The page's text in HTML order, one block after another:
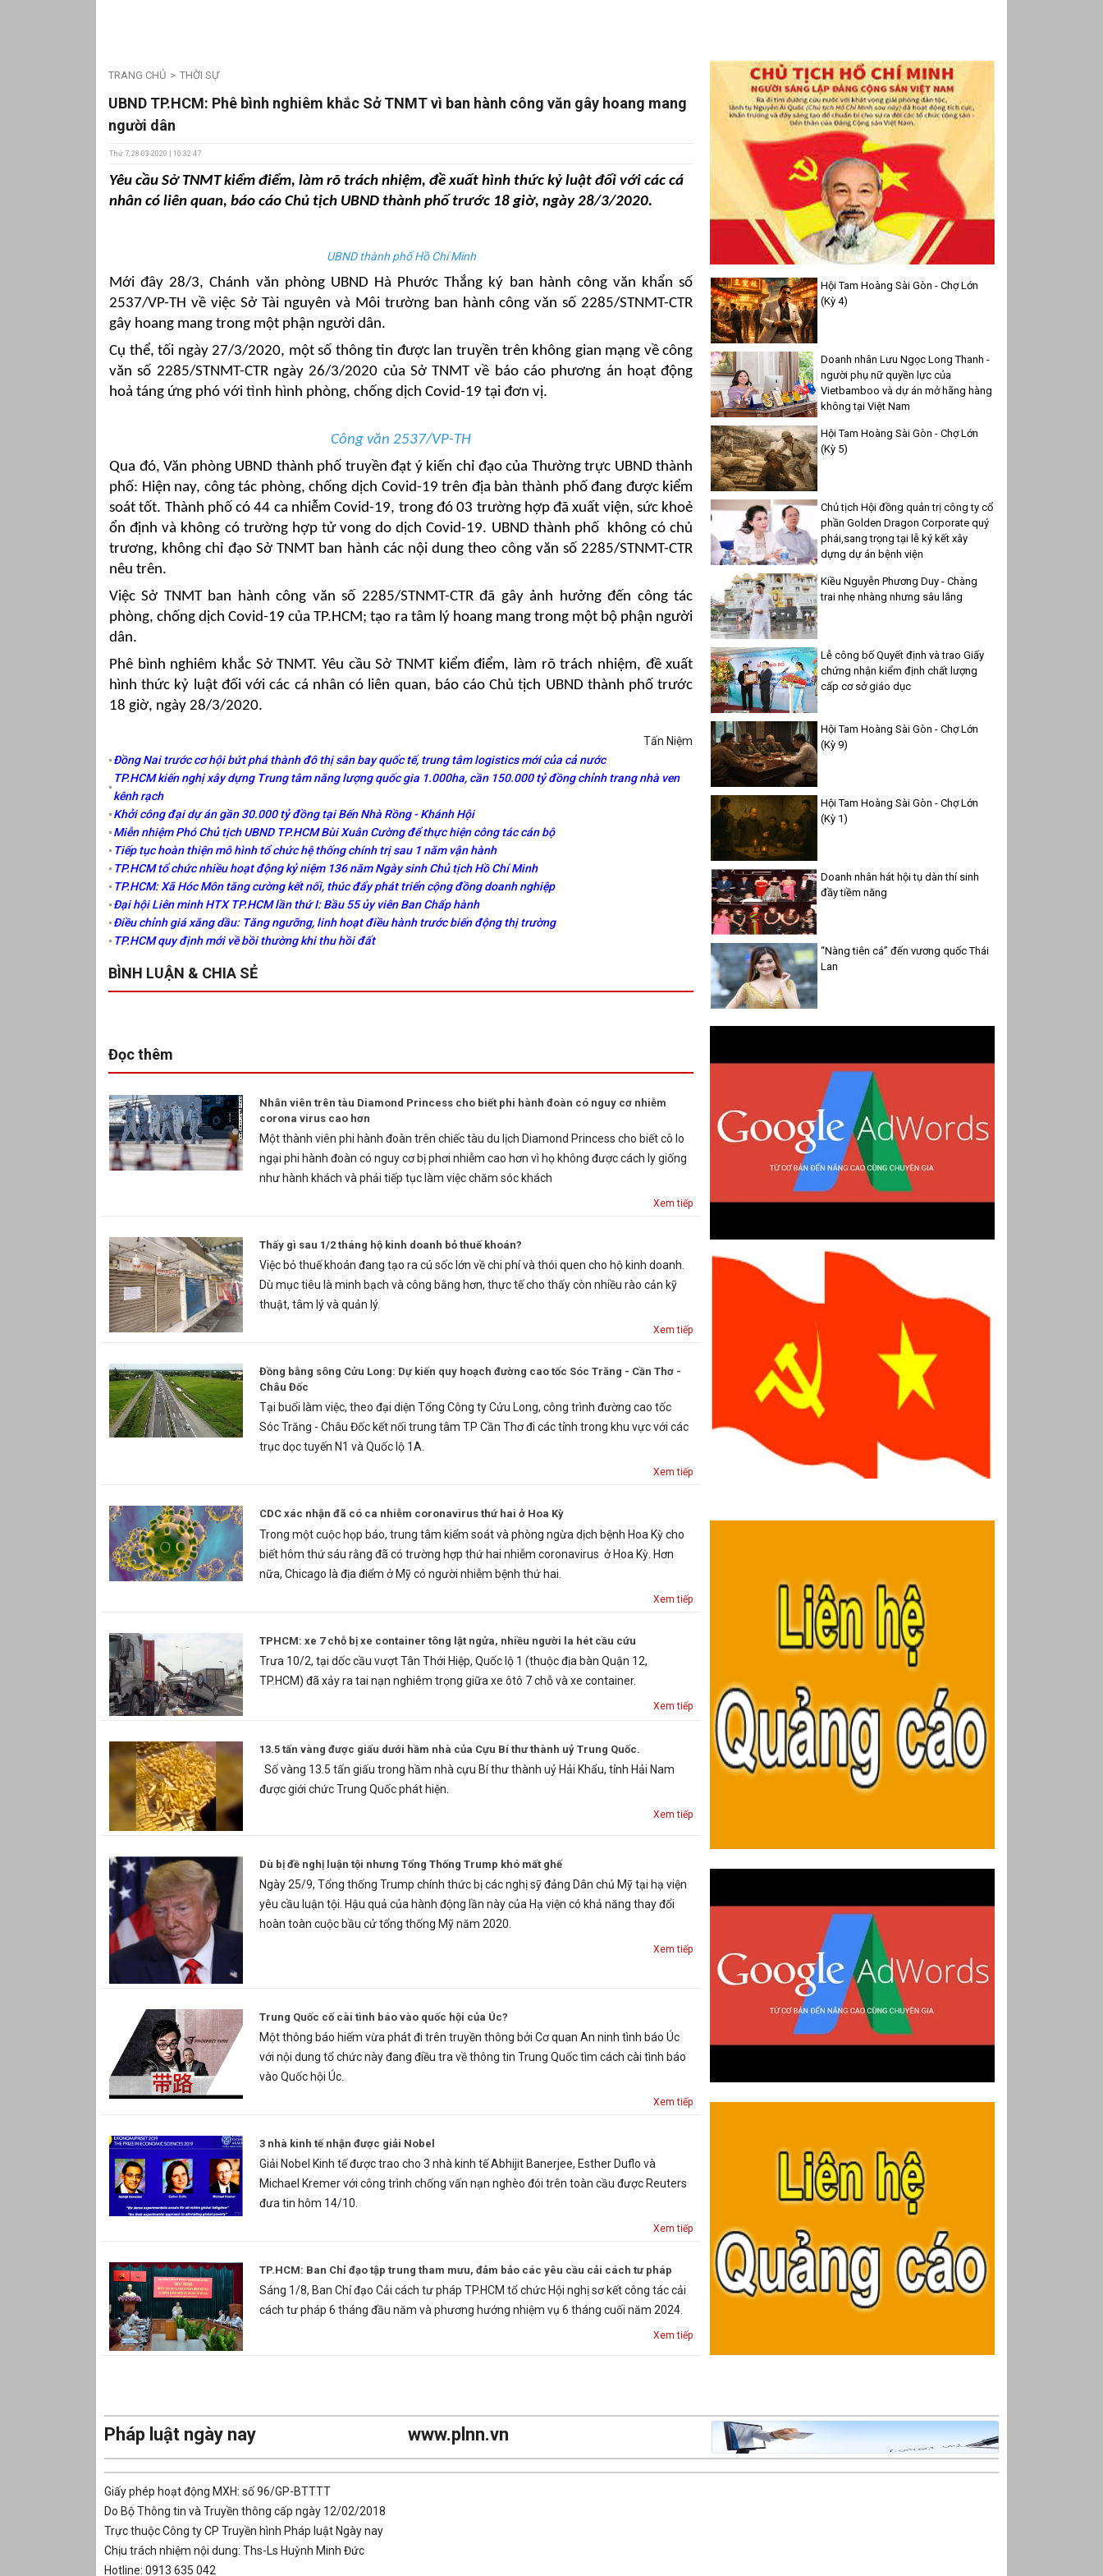
TRANG CHỦ THỜI SỰ
UBND TP.HCM: Phê bình nghiêm khắc Sở TNMT vì ban hành công văn gây hoang mang
người dân
Thứ 7, 28-03-2020 | 10:32:47
Yêu cầu Sở TNMT kiểm điểm, làm rõ trách nhiệm, đề xuất hình thức kỷ luật đối với các cá
nhân có liên quan, báo cáo Chủ tịch UBND thành phố trước 18 giờ, ngày 28/3/2020.
UBND thành phố Hồ Chí Minh
Mới đây 28/3, Chánh văn phòng UBND Hà Phước Thắng ký ban hành công văn khẩn số
2537/VP-TH về việc Sở Tài nguyên và Môi trường ban hành công văn số 2285/STNMT-CTR
gây hoang mang trong một phận người dân.
Cụ thể, tối ngày 27/3/2020, một số thông tin được lan truyền trên không gian mạng về công
văn số 2285/STNMT-CTR ngày 26/3/2020 của Sở TNMT về báo cáo phương án hoạt động
hoả táng ứng phó với tình hình phòng, chống dịch Covid-19 tại đơn vị.
Công văn 2537/VP-TH
Qua đó, Văn phòng UBND thành phố truyền đạt ý kiến chỉ đạo của Thường trực UBND thành
phố: Hiện nay, công tác phòng, chống dịch Covid-19 trên địa bàn thành phố đang được kiểm
soát tốt. Thành phố có 44 ca nhiễm Covid-19, trong đó 03 trường hợp đã xuất viện, sức khoẻ
ổn định và không có trường hợp tử vong do dịch Covid-19. UBND thành phố không có chủ
trương, không chỉ đạo Sở TNMT ban hành các nội dung theo công văn số 2285/STNMT-CTR
nêu trên.
Việc Sở TNMT ban hành công văn số 2285/STNMT-CTR đã gây ảnh hưởng đến công tác
phòng, chống dịch Covid-19 của TP.HCM; tạo ra tâm lý hoang mang trong một bộ phận người
dân.
Phê bình nghiêm khắc Sở TNMT. Yêu cầu Sở TNMT kiểm điểm, làm rõ trách nhiệm, đề xuất
hình thức kỷ luật đối với các cá nhân có liên quan, báo cáo Chủ tịch UBND thành phố trước
18 giờ, ngày 28/3/2020.
Tấn Niệm
Đồng Nai trước cơ hội bứt phá thành đô thị sân bay quốc tế, trung tâm logistics mới của cả nước
TP.HCM kiến nghị xây dựng Trung tâm năng lượng quốc gia 1.000ha, cần 150.000 tỷ đồng chỉnh trang nhà ven
kênh rạch
Khởi công đại dự án gần 30.000 tỷ đồng tại Bến Nhà Rồng - Khánh Hội
Miễn nhiệm Phó Chủ tịch UBND TP.HCM Bùi Xuân Cường để thực hiện công tác cán bộ
Tiếp tục hoàn thiện mô hình tổ chức hệ thống chính trị sau 1 năm vận hành
TP.HCM tổ chức nhiều hoạt động kỷ niệm 136 năm Ngày sinh Chủ tịch Hồ Chí Minh
TP.HCM: Xã Hóc Môn tăng cường kết nối, thúc đẩy phát triển cộng đồng doanh nghiệp
Đại hội Liên minh HTX TP.HCM lần thứ I: Bầu 55 ủy viên Ban Chấp hành
Điều chỉnh giá xăng dầu: Tăng ngưỡng, linh hoạt điều hành trước biến động thị trường
TP.HCM quy định mới về bồi thường khi thu hồi đất
BÌNH LUẬN & CHIA SẺ
Đọc thêm
Nhân viên trên tàu Diamond Princess cho biết phi hành đoàn có nguy cơ nhiễm
corona virus cao hơn
Một thành viên phi hành đoàn trên chiếc tàu du lịch Diamond Princess cho biết cô lo
ngại phi hành đoàn có nguy cơ bị phơi nhiễm cao hơn vì họ không được cách ly giống
như hành khách và phải tiếp tục làm việc chăm sóc khách
Xem tiếp
Thấy gì sau 1/2 tháng hộ kinh doanh bỏ thuế khoán?
Việc bỏ thuế khoán đang tạo ra cú sốc lớn về chi phí và thói quen cho hộ kinh doanh.
Dù mục tiêu là minh bạch và công bằng hơn, thực tế cho thấy còn nhiều rào cản kỹ
thuật, tâm lý và quản lý.
Xem tiếp
Đồng bằng sông Cửu Long: Dự kiến quy hoạch đường cao tốc Sóc Trăng - Cần Thơ -
Châu Đốc
Tại buổi làm việc, theo đại diện Tổng Công ty Cửu Long, công trình đường cao tốc
Sóc Trăng - Châu Đốc kết nối trung tâm TP Cần Thơ đi các tỉnh trong khu vực với các
trục dọc tuyến N1 và Quốc lộ 1A.
Xem tiếp
CDC xác nhận đã có ca nhiễm coronavirus thứ hai ở Hoa Kỳ
Trong một cuộc họp báo, trung tâm kiểm soát và phòng ngừa dịch bệnh Hoa Kỳ cho
biết hôm thứ sáu rằng đã có trường hợp thứ hai nhiễm coronavirus ở Hoa Kỳ. Hơn
nữa, Chicago là địa điểm ở Mỹ có người nhiễm bệnh thứ hai.
Xem tiếp
TPHCM: xe 7 chỗ bị xe container tông lật ngửa, nhiều người la hét cầu cứu
Trưa 10/2, tại dốc cầu vượt Tân Thới Hiệp, Quốc lộ 1 (thuộc địa bàn Quận 12,
TP.HCM) đã xảy ra tai nạn nghiêm trọng giữa xe ôtô 7 chỗ và xe container.
Xem tiếp
13.5 tấn vàng được giấu dưới hầm nhà của Cựu Bí thư thành uỷ Trung Quốc.
Số vàng 13.5 tấn giấu trong hầm nhà cựu Bí thư thành uỷ Hải Khẩu, tỉnh Hải Nam
được giới chức Trung Quốc phát hiện.
Xem tiếp
Dù bị đề nghị luận tội nhưng Tổng Thống Trump khó mất ghế
Ngày 25/9, Tổng thống Trump chính thức bị các nghị sỹ đảng Dân chủ Mỹ tại hạ viện
yêu cầu luận tội. Hậu quả của hành động lần này của Hạ viện có khả năng thay đổi
hoàn toàn cuộc bầu cử tổng thống Mỹ năm 2020.
Xem tiếp
Trung Quốc cố cài tình báo vào quốc hội của Úc?
Một thông báo hiếm vừa phát đi trên truyền thông bởi Cơ quan An ninh tình báo Úc
với nội dung tổ chức này đang điều tra về thông tin Trung Quốc tìm cách cài tình báo
vào Quốc hội Úc.
Xem tiếp
3 nhà kinh tế nhận được giải Nobel
Giải Nobel Kinh tế được trao cho 3 nhà kinh tế Abhijit Banerjee, Esther Duflo và
Michael Kremer với công trình chống vấn nạn nghèo đói trên toàn cầu được Reuters
đưa tin hôm 14/10.
Xem tiếp
TP.HCM: Ban Chỉ đạo tập trung tham mưu, đảm bảo các yêu cầu cải cách tư pháp
Sáng 1/8, Ban Chỉ đạo Cải cách tư pháp TP.HCM tổ chức Hội nghị sơ kết công tác cải
cách tư pháp 6 tháng đầu năm và phương hướng nhiệm vụ 6 tháng cuối năm 2024.
Xem tiếp
Hội Tam Hoàng Sài Gòn - Chợ Lớn
(Kỳ 4)
Doanh nhân Lưu Ngọc Long Thanh -
người phụ nữ quyền lực của
Vietbamboo và dự án mở hãng hàng
không tại Việt Nam
Hội Tam Hoàng Sài Gòn - Chợ Lớn
(Kỳ 5)
Chủ tịch Hội đồng quản trị công ty cổ
phần Golden Dragon Corporate quý
phái,sang trọng tại lễ ký kết xây
dựng dự án bệnh viện
Kiều Nguyễn Phương Duy - Chàng
trai nhẹ nhàng nhưng sâu lắng
Lễ công bố Quyết định và trao Giấy
chứng nhận kiểm định chất lượng
cấp cơ sở giáo dục
Hội Tam Hoàng Sài Gòn - Chợ Lớn
(Kỳ 9)
Hội Tam Hoàng Sài Gòn - Chợ Lớn
(Kỳ 1)
Doanh nhân hát hội tụ dàn thí sinh
đầy tiềm năng
“Nàng tiên cá” đến vương quốc Thái
Lan
Pháp luật ngày nay www.plnn.vn
Giấy phép hoạt động MXH: số 96/GP-BTTTT
Do Bộ Thông tin và Truyền thông cấp ngày 12/02/2018
Trực thuộc Công ty CP Truyền hình Pháp luật Ngày nay
Chịu trách nhiệm nội dung: Ths-Ls Huỳnh Minh Đức
Hotline: 0913 635 042